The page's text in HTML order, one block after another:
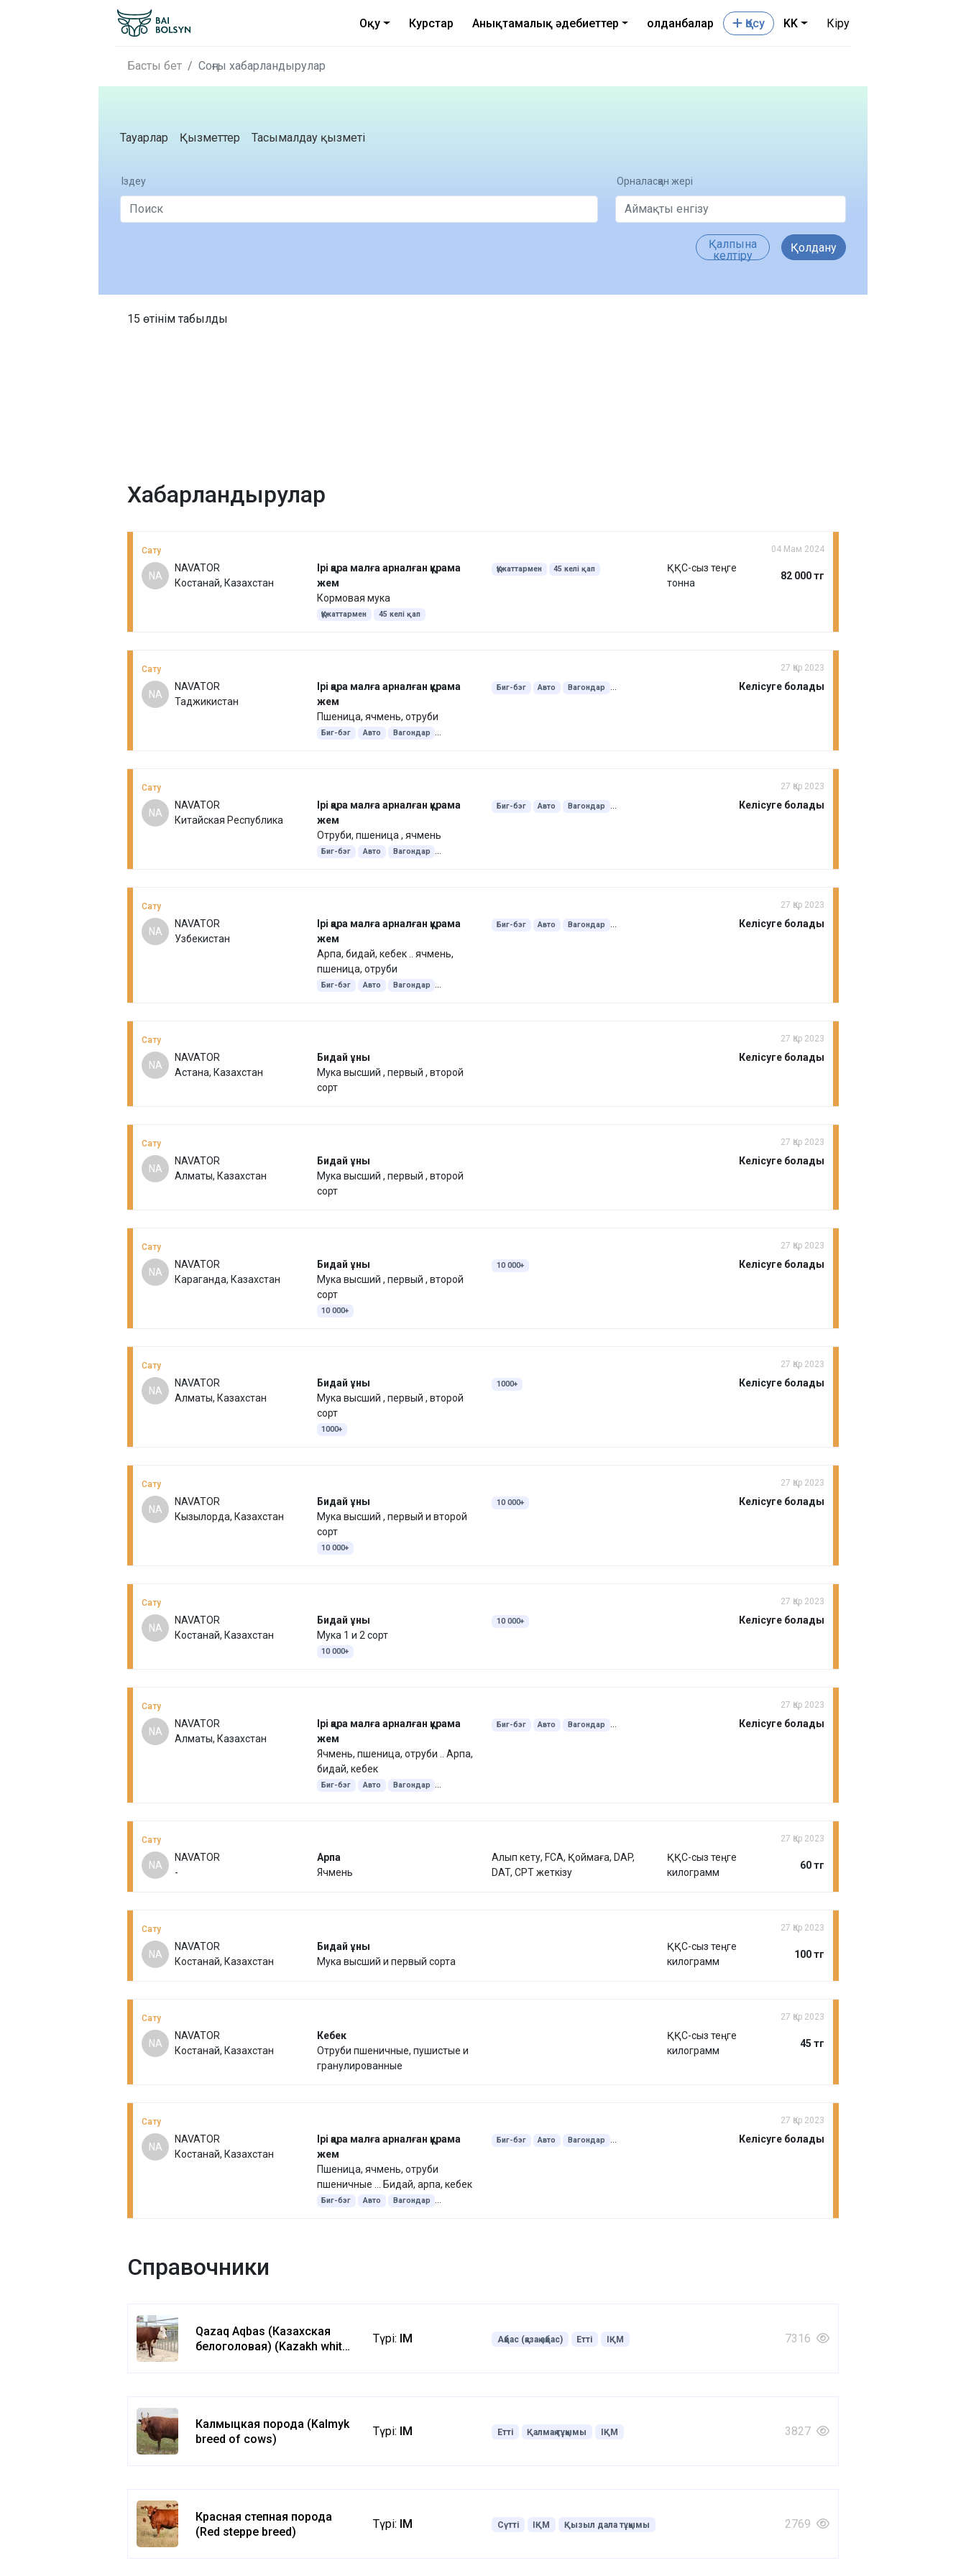
Оқу Курстар Анықтамалық әдебиеттер Қолданбалар Қосу KK Кіру
Басты бет Соңғы хабарландырулар
Тауарлар Қызметтер Тасымалдау қызметі
Іздеу Орналасқан жері
Қалпына
келтіру
Қолдану
15 өтінім табылды
Хабарландырулар
Сату 04 Мам 2024
NA
NAVATOR
Костанай, Казахстан
Ірі қара малға арналған құрама
жем
Кормовая мука
Құжаттармен 45 келі қап
Құжаттармен 45 келі қап
ҚҚС-сыз теңге
тонна
82 000 тг
Сату 27 Қар 2023
NA
NAVATOR
Таджикистан
Ірі қара малға арналған құрама
жем
Пшеница, ячмень, отруби
Биг-бэг Авто
Вагондар
Биг-бэг Авто
Вагондар
Келісуге болады
Сату 27 Қар 2023
NA
NAVATOR
Китайская Республика
Ірі қара малға арналған құрама
жем
Отруби, пшеница , ячмень
Биг-бэг Авто
Вагондар
Биг-бэг Авто
Вагондар
Келісуге болады
Сату 27 Қар 2023
NA
NAVATOR
Узбекистан
Ірі қара малға арналған құрама
жем
Арпа, бидай, кебек .. ячмень,
пшеница, отруби
Биг-бэг Авто
Вагондар
Биг-бэг Авто
Вагондар
Келісуге болады
Сату 27 Қар 2023
NA
NAVATOR
Астана, Казахстан
Бидай ұны
Мука высший , первый , второй
сорт
Келісуге болады
Сату 27 Қар 2023
NA
NAVATOR
Алматы, Казахстан
Бидай ұны
Мука высший , первый , второй
сорт
Келісуге болады
Сату 27 Қар 2023
NA
NAVATOR
Караганда, Казахстан
Бидай ұны
Мука высший , первый , второй
сорт
10 000+
10 000+ Келісуге болады
Сату 27 Қар 2023
NA
NAVATOR
Алматы, Казахстан
Бидай ұны
Мука высший , первый , второй
сорт
1000+
1000+ Келісуге болады
Сату 27 Қар 2023
NA
NAVATOR
Кызылорда, Казахстан
Бидай ұны
Мука высший , первый и второй
сорт
10 000+
10 000+ Келісуге болады
Сату 27 Қар 2023
NA
NAVATOR
Костанай, Казахстан
Бидай ұны
Мука 1 и 2 сорт
10 000+
10 000+ Келісуге болады
Сату 27 Қар 2023
NA
NAVATOR
Алматы, Казахстан
Ірі қара малға арналған құрама
жем
Ячмень, пшеница, отруби .. Арпа,
бидай, кебек
Биг-бэг Авто
Вагондар
Биг-бэг Авто
Вагондар
Келісуге болады
Сату 27 Қар 2023
NA
NAVATOR
-
Арпа
Ячмень
Алып кету, FCA, Қоймаға, DAP,
DAT, CPT жеткізу
ҚҚС-сыз теңге
килограмм
60 тг
Сату 27 Қар 2023
NA
NAVATOR
Костанай, Казахстан
Бидай ұны
Мука высший и первый сорта
ҚҚС-сыз теңге
килограмм
100 тг
Сату 27 Қар 2023
NA
NAVATOR
Костанай, Казахстан
Кебек
Отруби пшеничные, пушистые и
гранулированные
ҚҚС-сыз теңге
килограмм
45 тг
Сату 27 Қар 2023
NA
NAVATOR
Костанай, Казахстан
Ірі қара малға арналған құрама
жем
Пшеница, ячмень, отруби
пшеничные ... Бидай, арпа, кебек
Биг-бэг Авто
Вагондар
Биг-бэг Авто
Вагондар
Келісуге болады
Справочники
Qazaq Aqbas (Казахская
белоголовая) (Kazakh white-
Түрі: ІҚМ Ақбас (қазақ ақбас) Етті ІҚМ 7316
Калмыцкая порода (Kalmyk
breed of cows)
Түрі: ІҚМ Етті Қалмақ тұқымы ІҚМ 3827
Красная степная порода
(Red steppe breed)
Түрі: ІҚМ Сүтті ІҚМ Қызыл дала тұқымы 2769